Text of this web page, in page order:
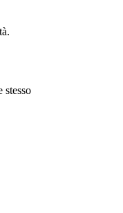
stesso